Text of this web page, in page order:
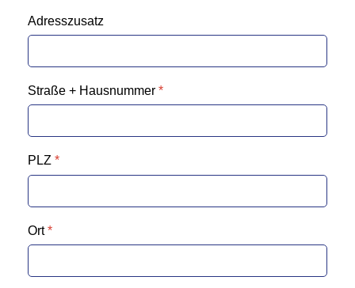
Adresszusatz
Straße + Hausnummer *
PLZ *
Ort*